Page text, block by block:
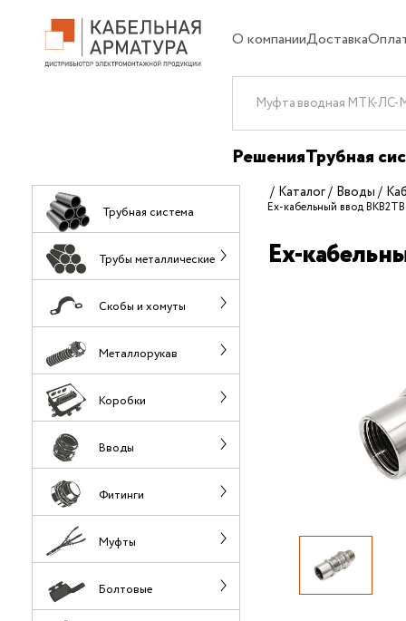
О компанииДоставка
РешенияТрубная
Трубная система
Трубы металлические
Скобы и хомуты
Металлорукав
Коробки
Вводы
Фитинги
Муфты
Болтовые
Каталог Вводы
Ех-кабельный ввод
Ех-